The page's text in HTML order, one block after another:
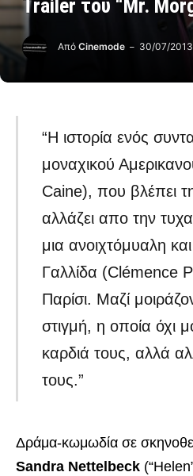
Trailer του “Mr.
Από Cinemode 30/07/2013
“Η ιστορία ενός
μοναχικού
Caine), που βλέπει
αλλάζει απο την
μια ανοιχτόμυαλη
Γαλλίδα (Clémence
Παρίσι. Μαζί
στιγμή, η οποία όχι
καρδιά τους, αλλά
τους.”
Δράμα-κωμωδία σε
Sandra Nettelbeck